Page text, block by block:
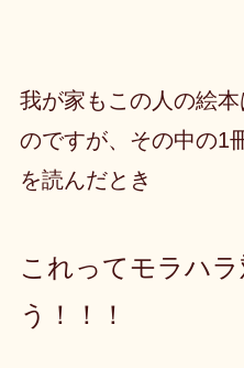
我が家もこの人の絵
のですが、その中の1
を読んだとき
これってモラハ
う！！！